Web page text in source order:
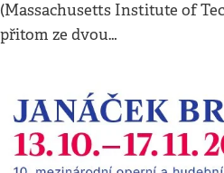
(Massachusetts Institute of
přitom ze dvou…